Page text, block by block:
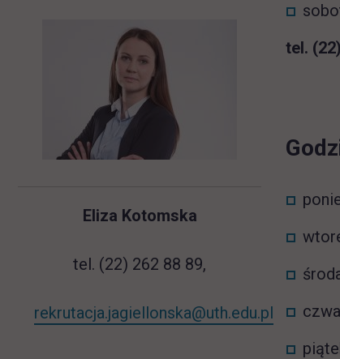
Eliza Kotomska
tel. (22) 262 88 89,
rekrutacja.jagiellonska@uth.edu.pl
tel.